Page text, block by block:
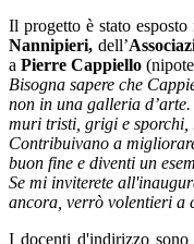
Il progetto è stato
Nannipieri, dell’
a Pierre Cappiello
Bisogna sapere che
non in una galleria
muri tristi, grigi e sporchi,
Contribuivano a
buon fine e diventi un
Se mi inviterete
ancora, verrò volentieri a
I docenti d'indirizzo